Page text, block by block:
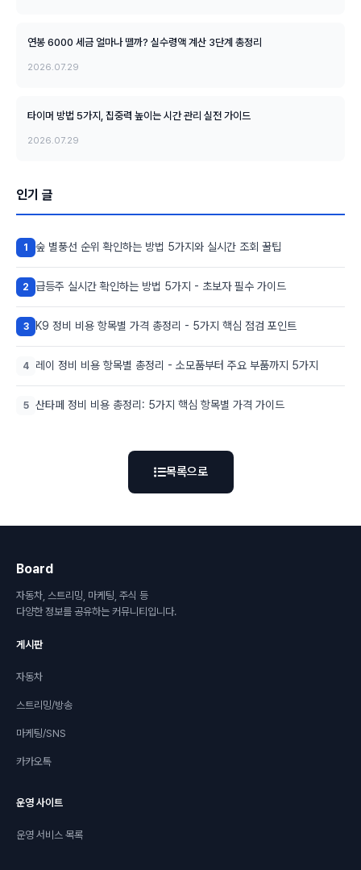
연봉 6000 세금 얼마나 뗄까? 실수령액 계산 3단계 총정리
2026.07.29
타이머 방법 5가지, 집중력 높이는 시간 관리 실전 가이드
2026.07.29
인기 글
1 숲 별풍선 순위 확인하는 방법 5가지와 실시간 조회 꿀팁
2 급등주 실시간 확인하는 방법 5가지 - 초보자 필수 가이드
3 K9 정비 비용 항목별 가격 총정리 - 5가지 핵심 점검 포인트
4 레이 정비 비용 항목별 총정리 - 소모품부터 주요 부품까지 5가지
5 산타페 정비 비용 총정리: 5가지 핵심 항목별 가격 가이드
목록으로
Board
자동차, 스트리밍, 마케팅, 주식 등
다양한 정보를 공유하는 커뮤니티입니다.
게시판
자동차
스트리밍/방송
마케팅/SNS
카카오톡
운영 사이트
운영 서비스 목록